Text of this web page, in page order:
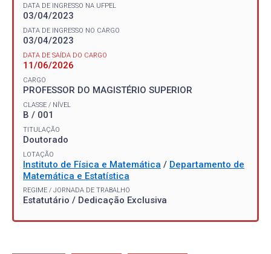
DATA DE INGRESSO NA UFPEL
03/04/2023
DATA DE INGRESSO NO CARGO
03/04/2023
DATA DE SAÍDA DO CARGO
11/06/2026
CARGO
PROFESSOR DO MAGISTÉRIO SUPERIOR
CLASSE / NÍVEL
B / 001
TITULAÇÃO
Doutorado
LOTAÇÃO
Instituto de Física e Matemática / Departamento de
Matemática e Estatística
REGIME / JORNADA DE TRABALHO
Estatutário / Dedicação Exclusiva